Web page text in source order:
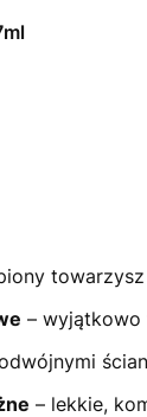
– wyjątkowo
– lekkie,